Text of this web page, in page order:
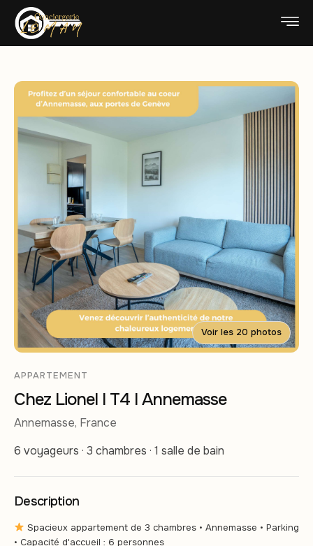
Voir les 20 photos
APPARTEMENT
Chez Lionel I T4 I Annemasse
Annemasse, France
6 voyageurs · 3 chambres · 1 salle de bain
Description
Spacieux appartement de 3 chambres • Annemasse • Parking
• Capacité d'accueil : 6 personnes